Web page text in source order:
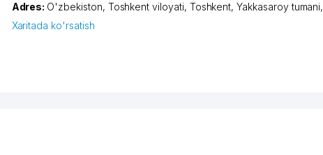
Adres: O'zbekiston, Toshkent viloyati, Toshkent,Yakkasaroy tumani,
Xaritada ko'rsatish